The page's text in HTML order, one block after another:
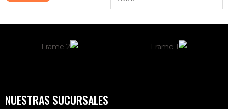
NUESTRAS SUCURSALES